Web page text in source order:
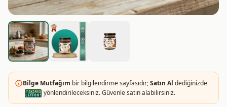
Bilge Mutfağım bir bilgilendirme sayfasıdır;Satın Al dediğinizde
yönlendirileceksiniz. Güvenle satın alabilirsiniz.